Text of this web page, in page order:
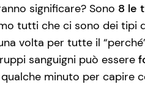
significare? Sono 8 le
tutti che ci sono dei tipi
volta per tutte il
sanguigni può essere
minuto per capire